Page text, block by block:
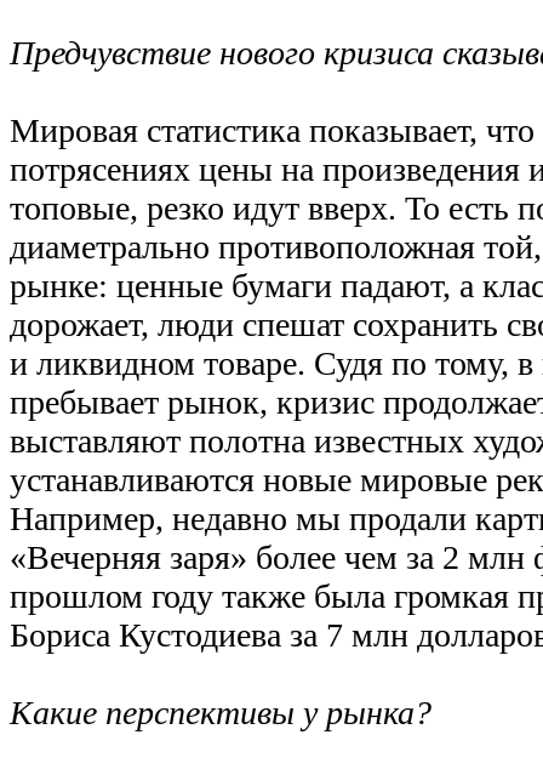
Предчувствие нового кризиса
Мировая статистика показывает,
потрясениях цены на произведения
топовые, резко идут вверх. То есть
диаметрально противоположная
рынке: ценные бумаги падают, а
дорожает, люди спешат сохранить
и ликвидном товаре. Судя по тому,
пребывает рынок, кризис
выставляют полотна известных
устанавливаются новые мировые
Например, недавно мы продали
«Вечерняя заря» более чем за 2
прошлом году также была громкая
Бориса Кустодиева за 7 млн
Какие перспективы у рынка?